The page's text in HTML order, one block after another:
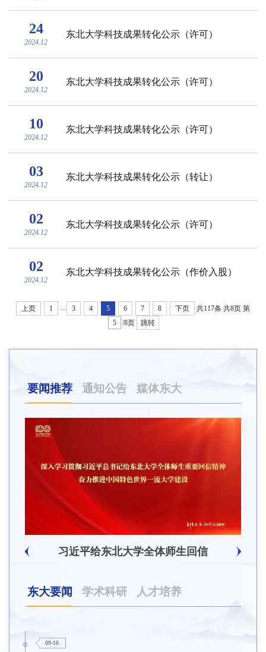
24
2024.12
东北大学科技成果转化公示（许可）
20
2024.12
东北大学科技成果转化公示（许可）
10
2024.12
东北大学科技成果转化公示（许可）
03
2024.12
东北大学科技成果转化公示（转让）
02
2024.12
东北大学科技成果转化公示（许可）
02
2024.12
东北大学科技成果转化公示（作价入股）
上页 1 ... 3 4 5 6 7 8 下页 共117条 共8页 第
/8页
跳转
要闻推荐 通知公告 媒体东大
习近平给东北大学全体师生回信
东大要闻 学术科研 人才培养
09-16